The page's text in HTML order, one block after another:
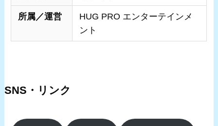
所属／運営
HUG PRO エンターテインメ
ント
SNS・リンク